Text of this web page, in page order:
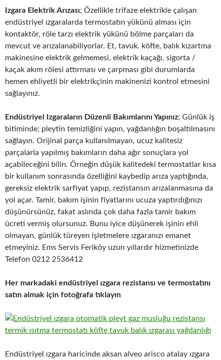
Izgara Elektrik Arızası; Özellikle trifaze elektrikle çalışan
endüstriyel ızgaralarda termostatın yükünü alması için
kontaktör, röle tarzı elektrik yükünü bölme parçaları da
mevcut ve arızalanabiliyorlar. Et, tavuk. köfte, balık kızartma
makinesine elektrik gelmemesi, elektrik kaçağı, sigorta /
kaçak akım rölesi attırması ve çarpması gibi durumlarda
hemen ehliyetli bir elektrikçinin makinenizi kontrol etmesini
sağlayınız.
Endüstriyel Izgaraların Düzenli Bakımlarını Yapınız; Günlük iş
bitiminde; pleytin temizliğini yapın, yağdanlığın boşaltılmasını
sağlayın. Orijinal parça kullanılmayan, ucuz kalitesiz
parçalarla yapılmış bakımların daha ağır sonuçlara yol
açabileceğini bilin. Örneğin düşük kalitedeki termostatlar kısa
bir kullanım sonrasında özelliğini kaybedip arıza yaptığında,
gereksiz elektrik sarfiyat yapıp, rezistansın arızalanmasına da
yol açar. Tamir, bakım işinin fiyatlarını ucuza yaptırdığınızı
düşünürsünüz, fakat aslında çok daha fazla tamir bakım
ücreti vermiş olursunuz. Bunu iyice düşünerek işinin ehli
olmayan, günlük türeyen işletmelere ızgaranızı emanet
etmeyiniz. Ems Servis Feriköy uzun yıllardır hizmetinizde
Telefon 0212 2536412
Her markadaki endüstriyel ızgara rezistansı ve termostatını
satın almak için fotoğrafa tıklayın
Endüstriyel ızgara haricinde aksan alveo arisco atalay ızgara